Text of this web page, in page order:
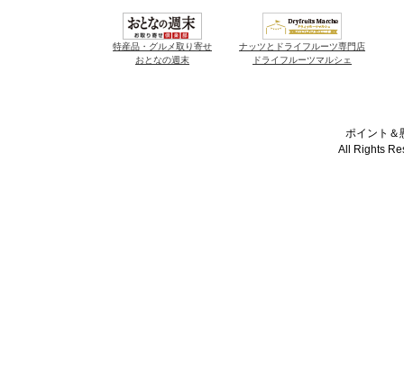
特産品・グルメ取り寄せ
おとなの週末
ナッツとドライフルーツ専門店
ドライフルーツマルシェ
ポイント＆
All Rights